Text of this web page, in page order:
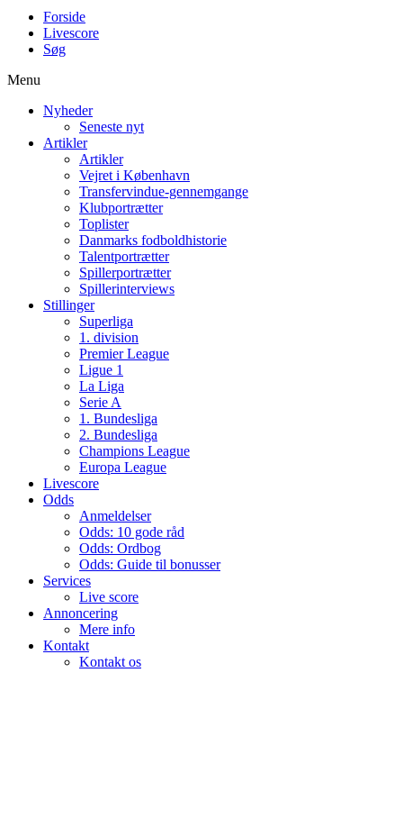
Forside
Livescore
Søg
Menu
Nyheder
Seneste nyt
Artikler
Artikler
Vejret i København
Transfervindue-gennemgange
Klubportrætter
Toplister
Danmarks fodboldhistorie
Talentportrætter
Spillerportrætter
Spillerinterviews
Stillinger
Superliga
1. division
Premier League
Ligue 1
La Liga
Serie A
1. Bundesliga
2. Bundesliga
Champions League
Europa League
Livescore
Odds
Anmeldelser
Odds: 10 gode råd
Odds: Ordbog
Odds: Guide til bonusser
Services
Live score
Annoncering
Mere info
Kontakt
Kontakt os